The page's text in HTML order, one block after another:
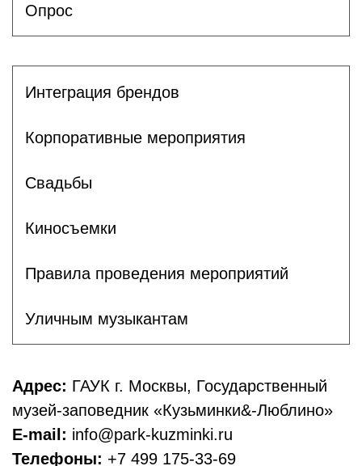
Опрос
Интеграция брендов
Корпоративные мероприятия
Свадьбы
Киносъемки
Правила проведения мероприятий
Уличным музыкантам
Адрес: ГАУК г. Москвы, Государственный
музей-заповедник «Кузьминки&-Люблино»
E-mail: info@park-kuzminki.ru
Телефоны: +7 499 175-33-69